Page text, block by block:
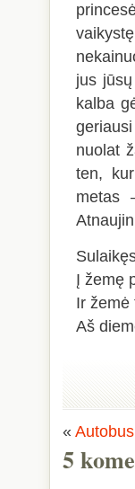
jus
kalba
nuolat
ten,
metas
Į žemę
Ir
Aš
«
5